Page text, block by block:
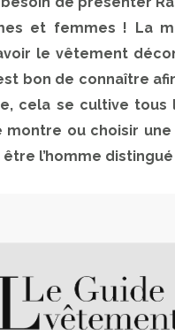
et femmes ! La
le vêtement
bon de connaître
cela se cultive tous
montre ou choisir
l’homme